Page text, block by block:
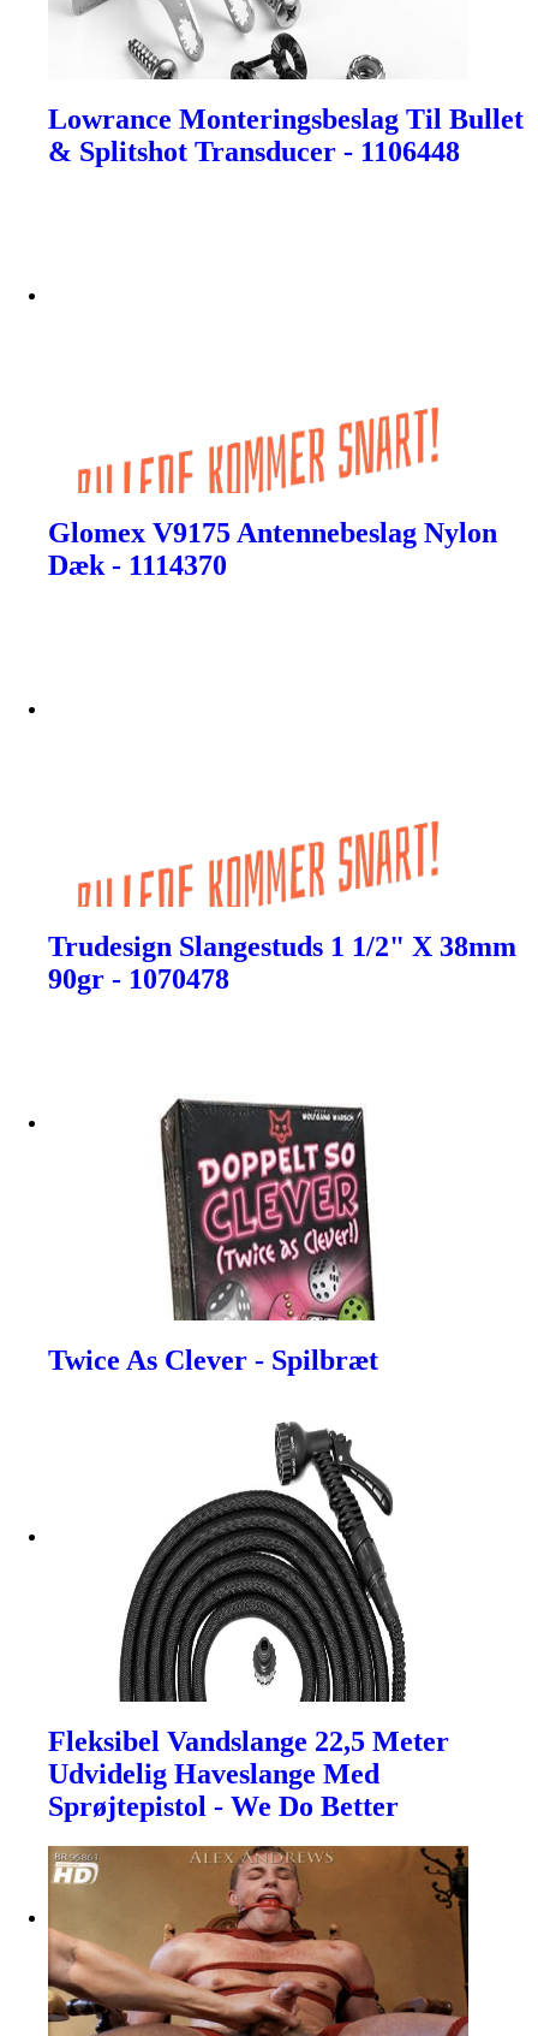
Lowrance Monteringsbeslag Til Bullet
& Splitshot Transducer - 1106448
Glomex V9175 Antennebeslag Nylon
Dæk - 1114370
Trudesign Slangestuds 1 1/2" X 38mm
90gr - 1070478
Twice As Clever - Spilbræt
Fleksibel Vandslange 22,5 Meter
Udvidelig Haveslange Med
Sprøjtepistol - We Do Better